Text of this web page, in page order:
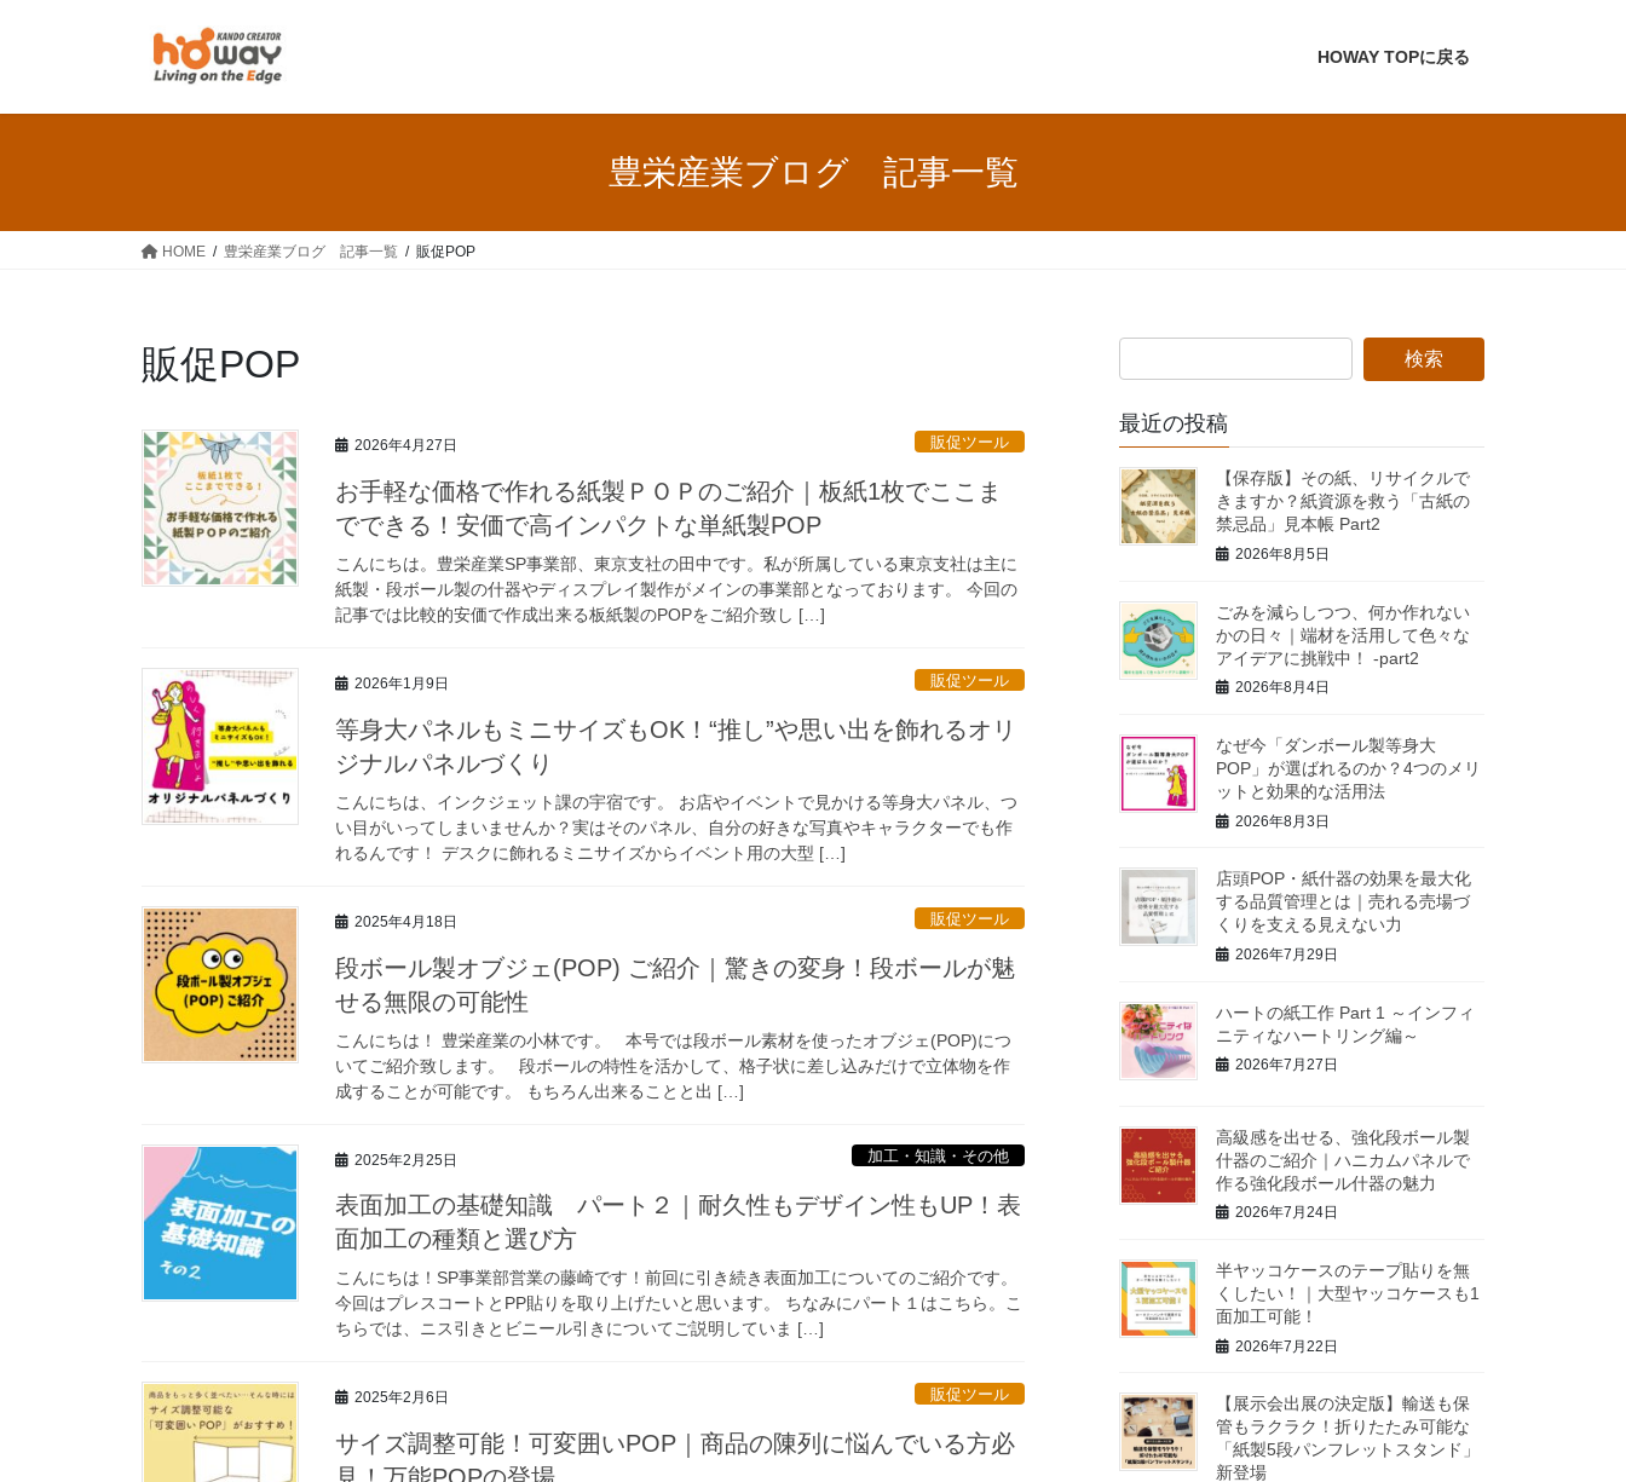
HOWAY TOPに戻る
豊栄産業ブログ 記事一覧
HOME 豊栄産業ブログ 記事一覧 販促POP
販促POP
2026年4月27日 販促ツール
お手軽な価格で作れる紙製ＰＯＰのご紹介｜板紙1枚でここま
でできる！安価で高インパクトな単紙製POP
こんにちは。豊栄産業SP事業部、東京支社の田中です。私が所属している東京支社は主に
紙製・段ボール製の什器やディスプレイ製作がメインの事業部となっております。 今回の
記事では比較的安価で作成出来る板紙製のPOPをご紹介致し […]
2026年1月9日 販促ツール
等身大パネルもミニサイズもOK！“推し”や思い出を飾れるオリ
ジナルパネルづくり
こんにちは、インクジェット課の宇宿です。 お店やイベントで見かける等身大パネル、つ
い目がいってしまいませんか？実はそのパネル、自分の好きな写真やキャラクターでも作
れるんです！ デスクに飾れるミニサイズからイベント用の大型 […]
2025年4月18日 販促ツール
段ボール製オブジェ(POP) ご紹介｜驚きの変身！段ボールが魅
せる無限の可能性
こんにちは！ 豊栄産業の小林です。 本号では段ボール素材を使ったオブジェ(POP)につ
いてご紹介致します。 段ボールの特性を活かして、格子状に差し込みだけで立体物を作
成することが可能です。 もちろん出来ることと出 […]
2025年2月25日 加工・知識・その他
表面加工の基礎知識 パート２｜耐久性もデザイン性もUP！表
面加工の種類と選び方
こんにちは！SP事業部営業の藤崎です！前回に引き続き表面加工についてのご紹介です。
今回はプレスコートとPP貼りを取り上げたいと思います。 ちなみにパート１はこちら。こ
ちらでは、ニス引きとビニール引きについてご説明していま […]
2025年2月6日 販促ツール
サイズ調整可能！可変囲いPOP｜商品の陳列に悩んでいる方必
最近の投稿
【保存版】その紙、リサイクルで
きますか？紙資源を救う「古紙の
禁忌品」見本帳 Part2
2026年8月5日
ごみを減らしつつ、何か作れない
かの日々｜端材を活用して色々な
アイデアに挑戦中！ -part2
2026年8月4日
なぜ今「ダンボール製等身大
POP」が選ばれるのか？4つのメリ
ットと効果的な活用法
2026年8月3日
店頭POP・紙什器の効果を最大化
する品質管理とは｜売れる売場づ
くりを支える見えない力
2026年7月29日
ハートの紙工作 Part 1 ～インフィ
ニティなハートリング編～
2026年7月27日
高級感を出せる、強化段ボール製
什器のご紹介｜ハニカムパネルで
作る強化段ボール什器の魅力
2026年7月24日
半ヤッコケースのテープ貼りを無
くしたい！｜大型ヤッコケースも1
面加工可能！
2026年7月22日
【展示会出展の決定版】輸送も保
管もラクラク！折りたたみ可能な
「紙製5段パンフレットスタンド」
新登場